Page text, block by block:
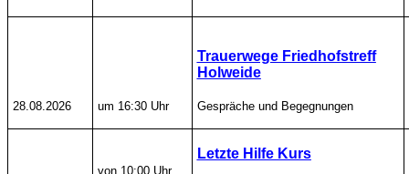
28.08.2026 um 16:30 Uhr
Trauerwege Friedhofstreff
Holweide
Gespräche und Begegnungen
von 10:00 Uhr
Letzte Hilfe Kurs